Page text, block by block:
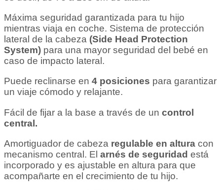
Máxima seguridad garantizada para tu hijo
mientras viaja en coche. Sistema de protección
lateral de la cabeza (Side Head Protection
System) para una mayor seguridad del bebé en
caso de impacto lateral.
Puede reclinarse en 4 posiciones para garantizar
un viaje cómodo y relajante.
Fácil de fijar a la base a través de un control
central.
Amortiguador de cabeza regulable en altura con
mecanismo central. El arnés de seguridad está
incorporado y es ajustable en altura para que
acompañarte en el crecimiento de tu hijo.